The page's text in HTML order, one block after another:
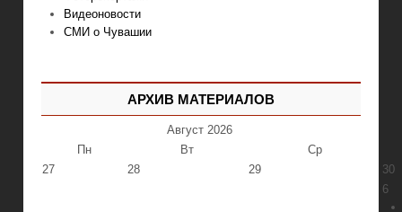
Видеоновости
СМИ о Чувашии
АРХИВ МАТЕРИАЛОВ
Август 2026
Пн
Вт
Ср
27
28 29 30
6